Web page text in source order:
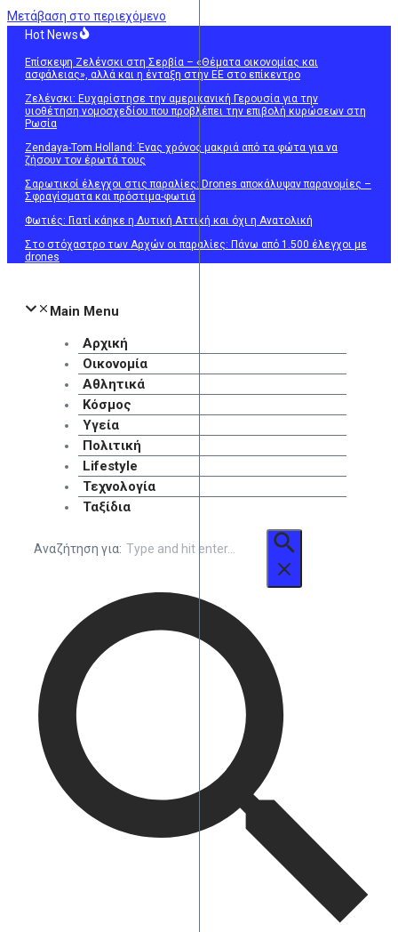
Μετάβαση στο περιεχόμενο
Hot News
Επίσκεψη Ζελένσκι στη Σερβία – «Θέματα οικονομίας και
ασφάλειας», αλλά και η ένταξη στην ΕΕ στο επίκεντρο
Ζελένσκι: Ευχαρίστησε την αμερικανική Γερουσία για την
υιοθέτηση νομοσχεδίου που προβλέπει την επιβολή κυρώσεων στη
Ρωσία
Zendaya-Tom Holland: Ένας χρόνος μακριά από τα φώτα για να
ζήσουν τον έρωτά τους
Σαρωτικοί έλεγχοι στις παραλίες: Drones αποκάλυψαν παρανομίες –
Σφραγίσματα και πρόστιμα-φωτιά
Φωτιές: Γιατί κάηκε η Δυτική Αττική και όχι η Ανατολική
Στο στόχαστρο των Αρχών οι παραλίες: Πάνω από 1.500 έλεγχοι με
drones
Main Menu
Αρχική
Οικονομία
Αθλητικά
Κόσμος
Υγεία
Πολιτική
Lifestyle
Τεχνολογία
Ταξίδια
Αναζήτηση για: